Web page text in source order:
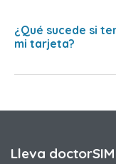
¿Qué sucede si
mi tarjeta?
Lleva